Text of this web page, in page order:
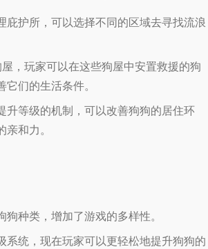
庇护所，可以选择不同的区域去寻找流浪
，玩家可以在这些狗屋中安置救援的狗
们的生活条件。
升等级的机制，可以改善狗狗的居住环
和力。
狗种类，增加了游戏的多样性。
系统，现在玩家可以更轻松地提升狗狗的